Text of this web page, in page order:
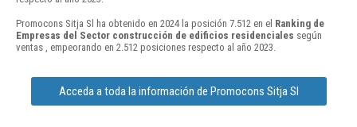
Promocons Sitja Sl ha obtenido en 2024 la posición 7.512 en el Ranking de
Empresas del Sector construcción de edificios residenciales según
ventas , empeorando en 2.512 posiciones respecto al año 2023.
Acceda a toda la información de Promocons Sitja Sl